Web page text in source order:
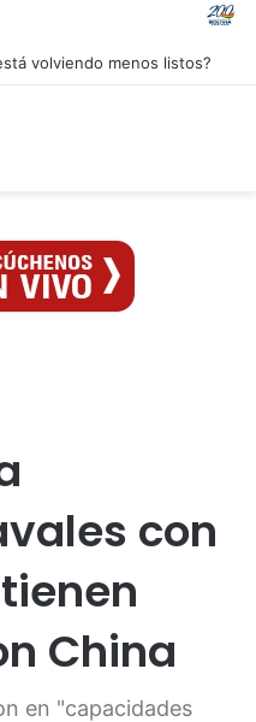
Groenlandia lanza una fuerte advertencia a empresa petrolera vinculada a Trump
con
China
en "capacidades